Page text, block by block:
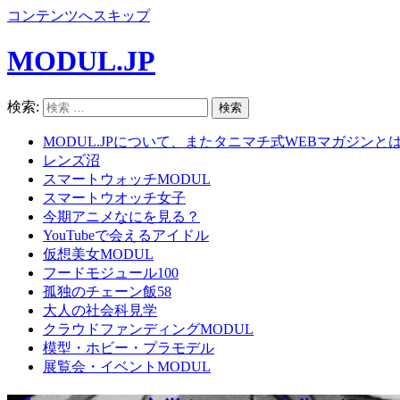
コンテンツへスキップ
MODUL.JP
検索:
MODUL.JPについて、またタニマチ式WEBマガジンと
レンズ沼
スマートウォッチMODUL
スマートウオッチ女子
今期アニメなにを見る？
YouTubeで会えるアイドル
仮想美女MODUL
フードモジュール100
孤独のチェーン飯58
大人の社会科見学
クラウドファンディングMODUL
模型・ホビー・プラモデル
展覧会・イベントMODUL